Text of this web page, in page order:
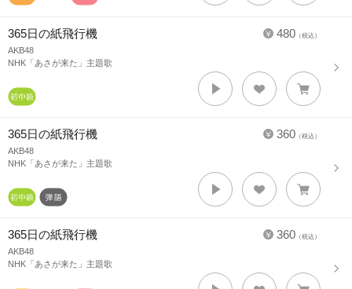
480 （税込）
365日の紙飛行機
AKB48
NHK「あさが来た」主題歌
360 （税込）
365日の紙飛行機
AKB48
NHK「あさが来た」主題歌
360 （税込）
365日の紙飛行機
AKB48
NHK「あさが来た」主題歌